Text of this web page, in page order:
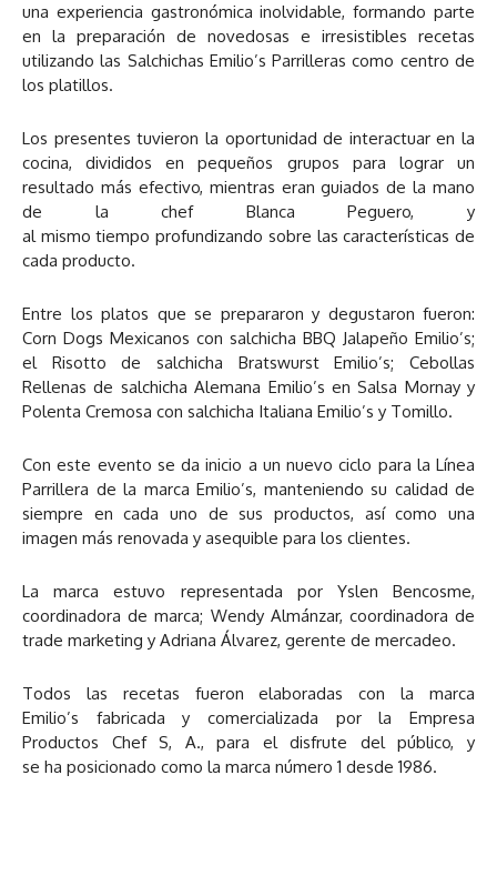
una experiencia gastronómica inolvidable, formando parte
en la preparación de novedosas e irresistibles recetas
utilizando las Salchichas Emilio’s Parrilleras como centro de
los platillos.
Los presentes tuvieron la oportunidad de interactuar en la
cocina, divididos en pequeños grupos para lograr un
resultado más efectivo, mientras eran guiados de la mano
de la chef Blanca Peguero, y
al mismo tiempo profundizando sobre las características de
cada producto.
Entre los platos que se prepararon y degustaron fueron:
Corn Dogs Mexicanos con salchicha BBQ Jalapeño Emilio’s;
el Risotto de salchicha Bratswurst Emilio’s; Cebollas
Rellenas de salchicha Alemana Emilio’s en Salsa Mornay y
Polenta Cremosa con salchicha Italiana Emilio’s y Tomillo.
Con este evento se da inicio a un nuevo ciclo para la Línea
Parrillera de la marca Emilio’s, manteniendo su calidad de
siempre en cada uno de sus productos, así como una
imagen más renovada y asequible para los clientes.
La marca estuvo representada por Yslen Bencosme,
coordinadora de marca; Wendy Almánzar, coordinadora de
trade marketing y Adriana Álvarez, gerente de mercadeo.
Todos las recetas fueron elaboradas con la marca
Emilio’s fabricada y comercializada por la Empresa
Productos Chef S, A., para el disfrute del público, y
se ha posicionado como la marca número 1 desde 1986.